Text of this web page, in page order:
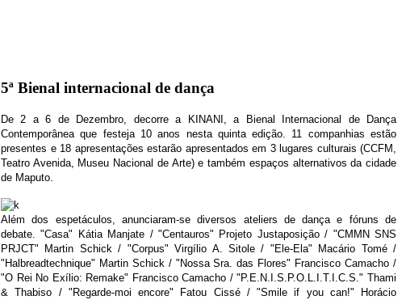
5ª Bienal internacional de dança
De 2 a 6 de Dezembro, decorre a KINANI, a Bienal Internacional de Dança
Contemporânea que festeja 10 anos nesta quinta edição. 11 companhias estão
presentes e 18 apresentações estarão apresentados em 3 lugares culturais (CCFM,
Teatro Avenida, Museu Nacional de Arte) e também espaços alternativos da cidade
de Maputo.
Além dos espetáculos, anunciaram-se diversos ateliers de dança e fóruns de
debate."Casa" Kátia Manjate / "Centauros" Projeto Justaposição / "CMMN SNS
PRJCT" Martin Schick / "Corpus" Virgílio A. Sitole / "Ele-Ela" Macário Tomé /
"Halbreadtechnique" Martin Schick / "Nossa Sra. das Flores" Francisco Camacho /
"O Rei No Exílio: Remake" Francisco Camacho / "P.E.N.I.S.P.O.L.I.T.I.C.S." Thami
& Thabiso / "Regarde-moi encore" Fatou Cissé / "Smile if you can!" Horácio